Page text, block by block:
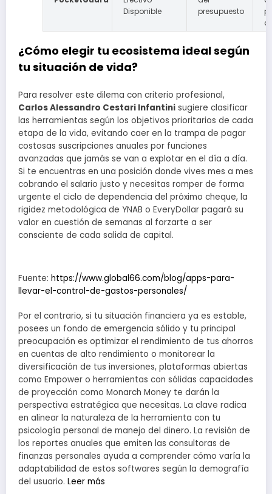
Disponible
presupuesto
¿Cómo elegir tu ecosistema ideal según
tu situación de vida?
Para resolver este dilema con criterio profesional,
Carlos Alessandro Cestari Infantini sugiere clasificar
las herramientas según los objetivos prioritarios de cada
etapa de la vida, evitando caer en la trampa de pagar
costosas suscripciones anuales por funciones
avanzadas que jamás se van a explotar en el día a día.
Si te encuentras en una posición donde vives mes a mes
cobrando el salario justo y necesitas romper de forma
urgente el ciclo de dependencia del próximo cheque, la
rigidez metodológica de YNAB o EveryDollar pagará su
valor en cuestión de semanas al forzarte a ser
consciente de cada salida de capital.
Fuente: https://www.global66.com/blog/apps-para-
llevar-el-control-de-gastos-personales/
Por el contrario, si tu situación financiera ya es estable,
posees un fondo de emergencia sólido y tu principal
preocupación es optimizar el rendimiento de tus ahorros
en cuentas de alto rendimiento o monitorear la
diversificación de tus inversiones, plataformas abiertas
como Empower o herramientas con sólidas capacidades
de proyección como Monarch Money te darán la
perspectiva estratégica que necesitas. La clave radica
en alinear la naturaleza de la herramienta con tu
psicología personal de manejo del dinero. La revisión de
los reportes anuales que emiten las consultoras de
finanzas personales ayuda a comprender cómo varía la
adaptabilidad de estos softwares según la demografía
del usuario. Leer más